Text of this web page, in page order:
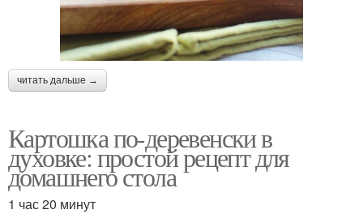
читать дальше →
Картошка по-деревенски в
духовке: простой рецепт для
домашнего стола
1 час 20 минут